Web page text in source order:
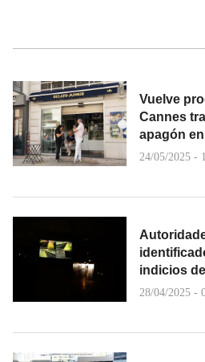
Vuelve
Cannes
apagón
24/05/2025 -
indicios
28/04/2025 -